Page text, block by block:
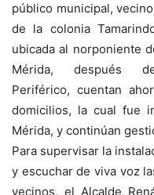
público municipal,
de la colonia
ubicada al norponiente
Mérida, después
Periférico, cuentan
domicilios, la cual fue
Mérida, y continúan
Para supervisar la
y escuchar de viva voz
vecinos, el Alcalde